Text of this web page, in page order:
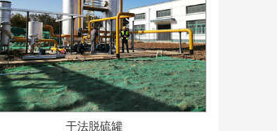
干法脱硫罐